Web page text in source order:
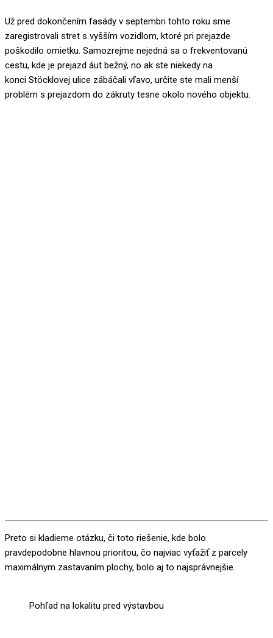
Už pred dokončením fasády v septembri tohto roku sme
zaregistrovali stret s vyšším vozidlom, ktoré pri prejazde
poškodilo omietku. Samozrejme nejedná sa o frekventovanú
cestu, kde je prejazd áut bežný, no ak ste niekedy na
konci Stöcklovej ulice zábáčali vľavo, určite ste mali menší
problém s prejazdom do zákruty tesne okolo nového objektu.
Preto si kladieme otázku, či toto riešenie, kde bolo
pravdepodobne hlavnou prioritou, čo najviac vyťažiť z parcely
maximálnym zastavaním plochy, bolo aj to najsprávnejšie.
Pohľad na lokalitu pred výstavbou